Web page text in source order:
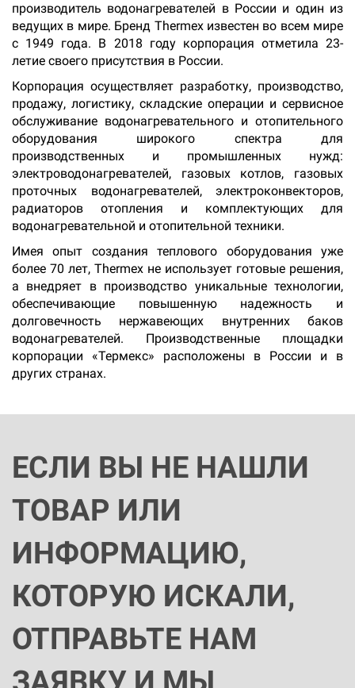
производитель водонагревателей в России и один из
ведущих в мире. Бренд Thermex известен во всем мире
с 1949 года. В 2018 году корпорация отметила 23-
летие своего присутствия в России.
Корпорация осуществляет разработку, производство,
продажу, логистику, складские операции и сервисное
обслуживание водонагревательного и отопительного
оборудования широкого спектра для
производственных и промышленных нужд:
электроводонагревателей, газовых котлов, газовых
проточных водонагревателей, электроконвекторов,
радиаторов отопления и комплектующих для
водонагревательной и отопительной техники.
Имея опыт создания теплового оборудования уже
более 70 лет, Thermex не использует готовые решения,
а внедряет в производство уникальные технологии,
обеспечивающие повышенную надежность и
долговечность нержавеющих внутренних баков
водонагревателей. Производственные площадки
корпорации «Термекс» расположены в России и в
других странах.
ЕСЛИ ВЫ НЕ НАШЛИ
ТОВАР ИЛИ
ИНФОРМАЦИЮ,
КОТОРУЮ ИСКАЛИ,
ОТПРАВЬТЕ НАМ